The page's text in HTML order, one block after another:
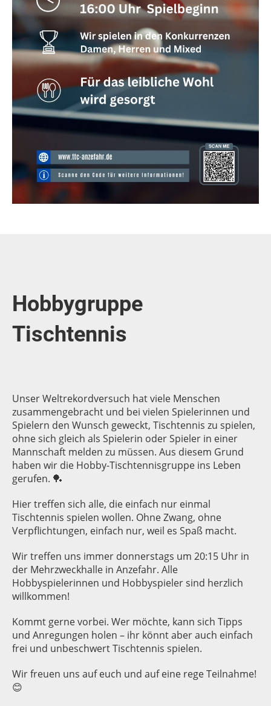
Hobbygruppe
Tischtennis
Unser Weltrekordversuch hat viele Menschen
zusammengebracht und bei vielen Spielerinnen und
Spielern den Wunsch geweckt, Tischtennis zu spielen,
ohne sich gleich als Spielerin oder Spieler in einer
Mannschaft melden zu müssen. Aus diesem Grund
haben wir die Hobby-Tischtennisgruppe ins Leben
gerufen. 🏓
Hier treffen sich alle, die einfach nur einmal
Tischtennis spielen wollen. Ohne Zwang, ohne
Verpflichtungen, einfach nur, weil es Spaß macht.
Wir treffen uns immer donnerstags um 20:15 Uhr in
der Mehrzweckhalle in Anzefahr. Alle
Hobbyspielerinnen und Hobbyspieler sind herzlich
willkommen!
Kommt gerne vorbei. Wer möchte, kann sich Tipps
und Anregungen holen – ihr könnt aber auch einfach
frei und unbeschwert Tischtennis spielen.
Wir freuen uns auf euch und auf eine rege Teilnahme!
😊